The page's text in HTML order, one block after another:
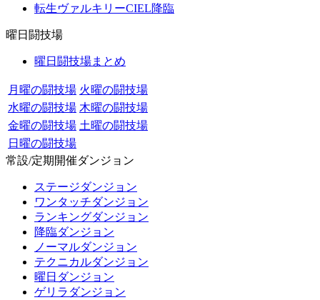
転生ヴァルキリーCIEL降臨
曜日闘技場
曜日闘技場まとめ
月曜の闘技場 火曜の闘技場
水曜の闘技場 木曜の闘技場
金曜の闘技場 土曜の闘技場
日曜の闘技場
常設/定期開催ダンジョン
ステージダンジョン
ワンタッチダンジョン
ランキングダンジョン
降臨ダンジョン
ノーマルダンジョン
テクニカルダンジョン
曜日ダンジョン
ゲリラダンジョン